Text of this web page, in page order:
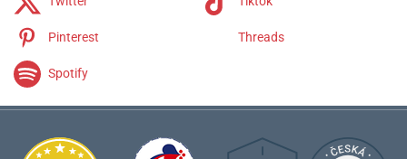
Engineer Master II
Engineer Hydrocarbon
Trainmaster
Fireman
Roadmaster
Pinterest Threads
Spotify